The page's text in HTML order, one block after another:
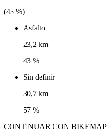
(43 %)
Asfalto
23,2 km
43 %
Sin definir
30,7 km
57 %
CONTINUAR CON BIKEMAP